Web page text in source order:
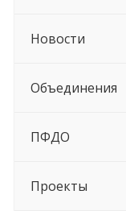
Новости
Объединения
ПФДО
Проекты